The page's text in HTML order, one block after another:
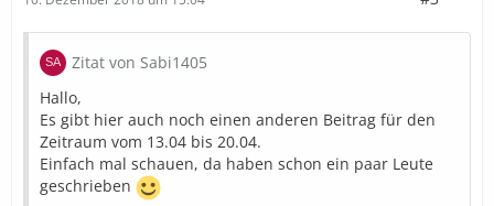
Zitat von Sabi1405
Hallo,
Es gibt hier auch noch einen anderen Beitrag für den
Zeitraum vom 13.04 bis 20.04.
Einfach mal schauen, da haben schon ein paar Leute
geschrieben